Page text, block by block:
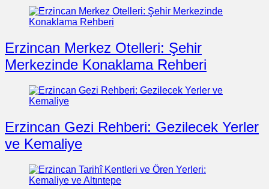
Erzincan Merkez Otelleri: Şehir
Merkezinde Konaklama Rehberi
Erzincan Gezi Rehberi: Gezilecek Yerler
ve Kemaliye